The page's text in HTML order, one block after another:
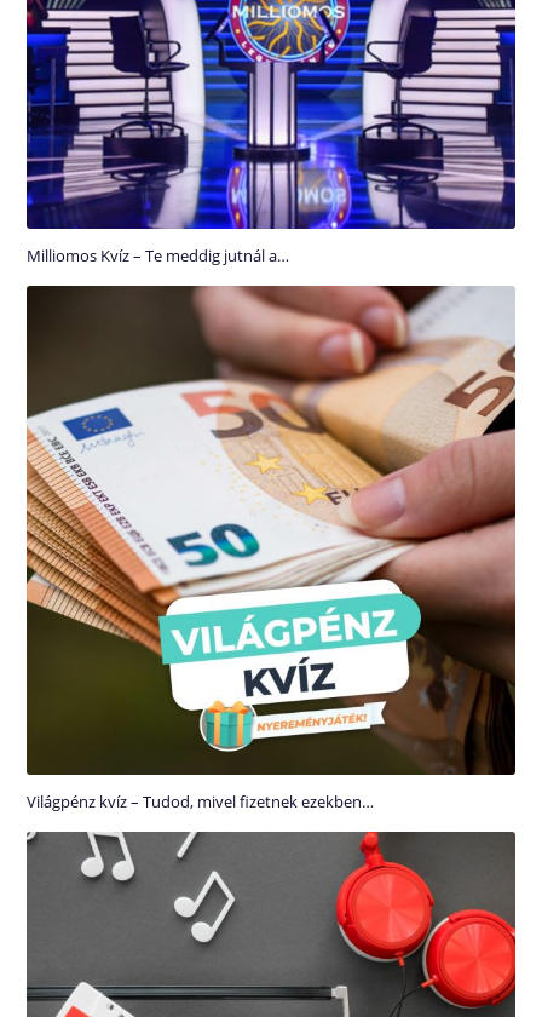
Milliomos Kvíz – Te meddig jutnál a…
Világpénz kvíz – Tudod, mivel fizetnek ezekben…